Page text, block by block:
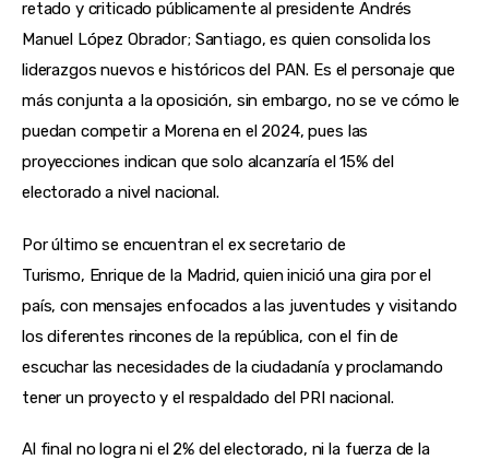
retado y criticado públicamente al presidente Andrés
Manuel López Obrador; Santiago, es quien consolida los
liderazgos nuevos e históricos del PAN. Es el personaje que
más conjunta a la oposición, sin embargo, no se ve cómo le
puedan competir a Morena en el 2024, pues las
proyecciones indican que solo alcanzaría el 15% del
electorado a nivel nacional.
Por último se encuentran el ex secretario de
Turismo, Enrique de la Madrid, quien inició una gira por el
país, con mensajes enfocados a las juventudes y visitando
los diferentes rincones de la república, con el fin de
escuchar las necesidades de la ciudadanía y proclamando
tener un proyecto y el respaldado del PRI nacional.
Al final no logra ni el 2% del electorado, ni la fuerza de la